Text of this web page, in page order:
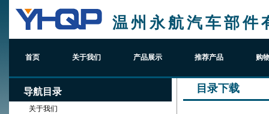
温州永航汽车部件
首页 关于我们 产品展示 推荐产品 购
目录下载
导航目录
关于我们